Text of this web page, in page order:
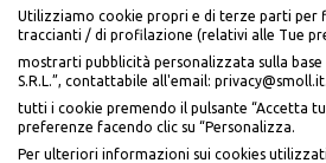
PiùMe è un marchio di PiùMe s.r.l. con
Utilizziamo cookie propri e di terze parti per
traccianti / di profilazione (relativi alle Tue
mostrarti pubblicità personalizzata sulla
S.R.L.”, contattabile all'email:
tutti i cookie premendo il pulsante “Accetta
preferenze facendo clic su “Personalizza.
Per ulteriori informazioni sui cookies